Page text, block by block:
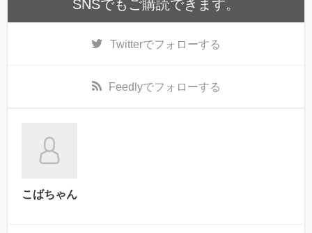
SNSでもご購読できます。
Twitterでフォローする
Feedlyでフォローする
こばちゃん